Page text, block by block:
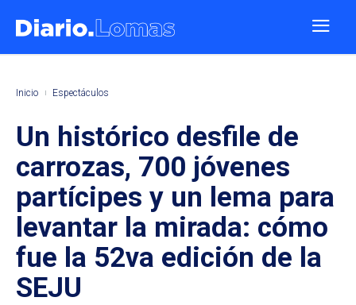
Inicio Espectáculos
Un histórico desfile de
carrozas, 700 jóvenes
partícipes y un lema para
levantar la mirada: cómo
fue la 52va edición de la
SEJU